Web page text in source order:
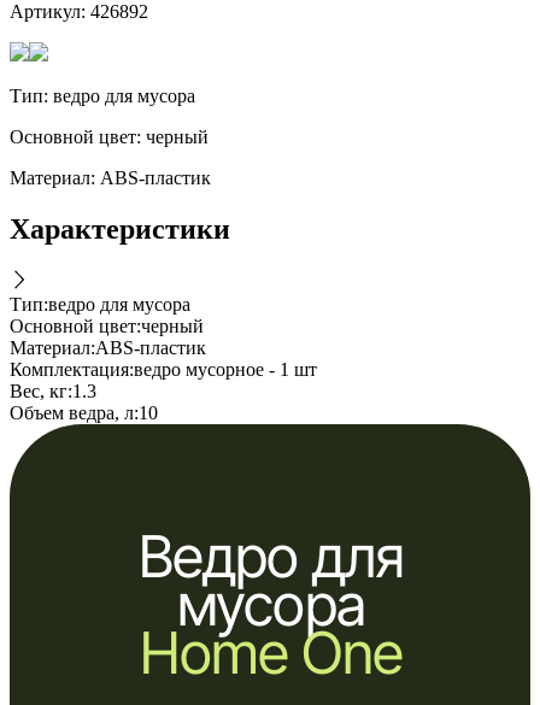
Артикул: 426892
Тип: ведро для мусора
Основной цвет: черный
Материал: ABS-пластик
Характеристики
Тип:ведро для мусора
Основной цвет:черный
Материал:ABS-пластик
Комплектация:ведро мусорное - 1 шт
Вес, кг:1.3
Объем ведра, л:10
Ведро для
мусора
Home One